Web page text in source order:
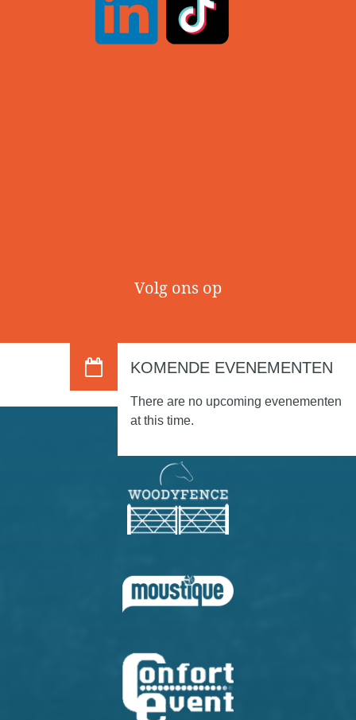
Volg ons op
KOMENDE EVENEMENTEN
There are no upcoming evenementen
at this time.